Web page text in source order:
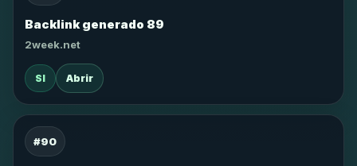
Backlink generado 89
2week.net
SI Abrir
#90